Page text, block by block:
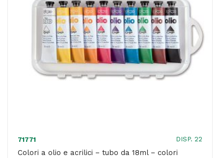
71771 DISP. 22
Colori a olio e acrilici – tubo da 18ml – colori